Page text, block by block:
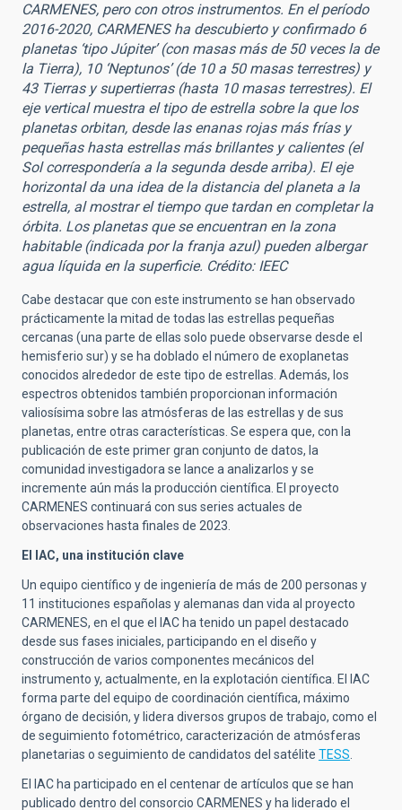
CARMENES, pero con otros instrumentos. En el período
2016-2020, CARMENES ha descubierto y confirmado 6
planetas ‘tipo Júpiter’ (con masas más de 50 veces la de
la Tierra), 10 ‘Neptunos’ (de 10 a 50 masas terrestres) y
43 Tierras y supertierras (hasta 10 masas terrestres). El
eje vertical muestra el tipo de estrella sobre la que los
planetas orbitan, desde las enanas rojas más frías y
pequeñas hasta estrellas más brillantes y calientes (el
Sol correspondería a la segunda desde arriba). El eje
horizontal da una idea de la distancia del planeta a la
estrella, al mostrar el tiempo que tardan en completar la
órbita. Los planetas que se encuentran en la zona
habitable (indicada por la franja azul) pueden albergar
agua líquida en la superficie. Crédito: IEEC
Cabe destacar que con este instrumento se han observado
prácticamente la mitad de todas las estrellas pequeñas
cercanas (una parte de ellas solo puede observarse desde el
hemisferio sur) y se ha doblado el número de exoplanetas
conocidos alrededor de este tipo de estrellas. Además, los
espectros obtenidos también proporcionan información
valiosísima sobre las atmósferas de las estrellas y de sus
planetas, entre otras características. Se espera que, con la
publicación de este primer gran conjunto de datos, la
comunidad investigadora se lance a analizarlos y se
incremente aún más la producción científica. El proyecto
CARMENES continuará con sus series actuales de
observaciones hasta finales de 2023.
El IAC, una institución clave
Un equipo científico y de ingeniería de más de 200 personas y
11 instituciones españolas y alemanas dan vida al proyecto
CARMENES, en el que el IAC ha tenido un papel destacado
desde sus fases iniciales, participando en el diseño y
construcción de varios componentes mecánicos del
instrumento y, actualmente, en la explotación científica. El IAC
forma parte del equipo de coordinación científica, máximo
órgano de decisión, y lidera diversos grupos de trabajo, como el
de seguimiento fotométrico, caracterización de atmósferas
planetarias o seguimiento de candidatos del satélite TESS.
El IAC ha participado en el centenar de artículos que se han
publicado dentro del consorcio CARMENES y ha liderado el